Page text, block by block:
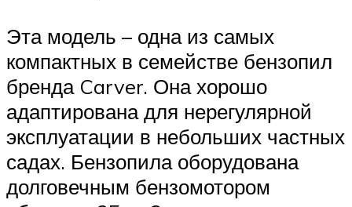
Эта модель – одна из самых
компактных в семействе бензопил
бренда Carver. Она хорошо
адаптирована для нерегулярной
эксплуатации в небольших частных
садах. Бензопила оборудована
долговечным бензомотором